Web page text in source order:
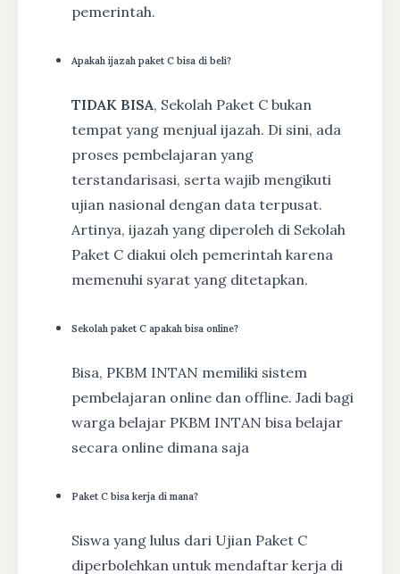
pemerintah.
Apakah ijazah paket C bisa di beli?
TIDAK BISA, Sekolah Paket C bukan
tempat yang menjual ijazah. Di sini, ada
proses pembelajaran yang
terstandarisasi, serta wajib mengikuti
ujian nasional dengan data terpusat.
Artinya, ijazah yang diperoleh di Sekolah
Paket C diakui oleh pemerintah karena
memenuhi syarat yang ditetapkan.
Sekolah paket C apakah bisa online?
Bisa, PKBM INTAN memiliki sistem
pembelajaran online dan offline. Jadi bagi
warga belajar PKBM INTAN bisa belajar
secara online dimana saja
Paket C bisa kerja di mana?
Siswa yang lulus dari Ujian Paket C
diperbolehkan untuk mendaftar kerja di